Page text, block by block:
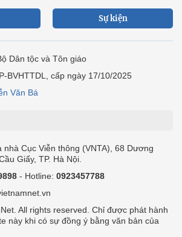
Sự kiện
Dân tộc và Tôn giáo
BVHTTDL, cấp ngày 17/10/2025
Văn Bá
nhà Cục Viễn thông (VNTA), 68 Dương
Giấy, TP. Hà Nội.
- Hotline: 0923457788
All rights reserved. Chỉ được phát hành
này khi có sự đồng ý bằng văn bản của